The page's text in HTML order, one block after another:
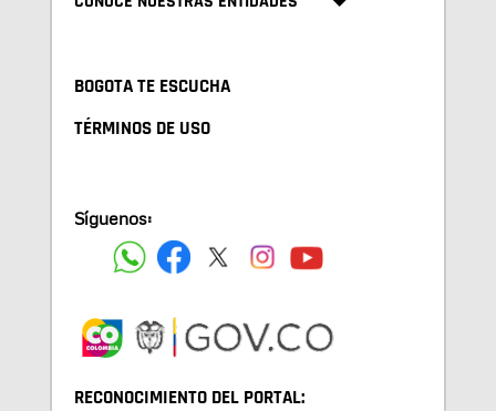
BOGOTA TE ESCUCHA
TÉRMINOS DE USO
Síguenos:
RECONOCIMIENTO DEL PORTAL: